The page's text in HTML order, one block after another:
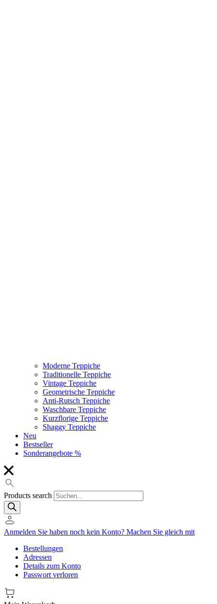
Moderne Teppiche
Traditionelle Teppiche
Vintage Teppiche
Geometrische Teppiche
Anti-Rutsch Teppiche
Waschbare Teppiche
Kurzflorige Teppiche
Shaggy Teppiche
Neu
Bestseller
Sonderangebote %
Products search
Anmelden Sie haben noch kein Konto? Machen Sie gleich mit
Bestellungen
Adressen
Details zum Konto
Passwort verloren